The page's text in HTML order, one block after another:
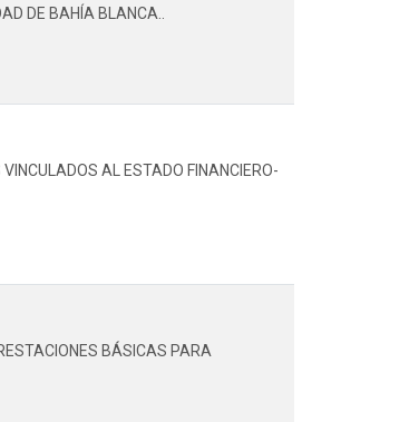
DE BAHÍA BLANCA..
AL ESTADO FINANCIERO-
BÁSICAS PARA